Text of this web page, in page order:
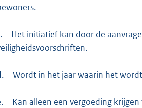
Het initiatief kan door de
Wordt in het jaar waarin het
Kan alleen een vergoeding